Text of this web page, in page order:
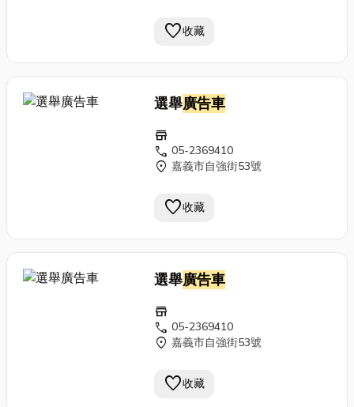
favorite收藏
選舉廣告車
store
call 05-2369410
location_on 嘉義市自強街53號
favorite收藏
選舉廣告車
store
call 05-2369410
location_on 嘉義市自強街53號
favorite收藏